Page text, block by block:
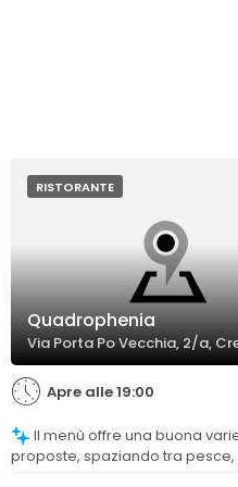
RISTORANTE
Quadrophenia
Via Porta Po Vecchia, 2/a,
Apre alle 19:00
Il menù offre una buona varietà di
proposte, spaziando tra